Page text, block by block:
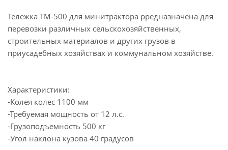
Тележка ТМ-500 для минитрактора рредназначена для
перевозки различных сельскохозяйственных,
строительных материалов и других грузов в
приусадебных хозяйствах и коммунальном хозяйстве.
Характеристики:
-Колея колес 1100 мм
-Требуемая мощность от 12 л.с.
-Грузоподъемность 500 кг
-Угол наклона кузова 40 градусов